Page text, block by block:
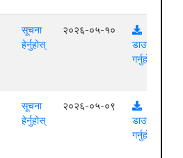
सूचना
हेर्नुहोस्
२०२६-०५-१०
डाउनलोड
गर्नुहोस्
सूचना
हेर्नुहोस्
२०२६-०५-०९
डाउनलोड
गर्नुहोस्